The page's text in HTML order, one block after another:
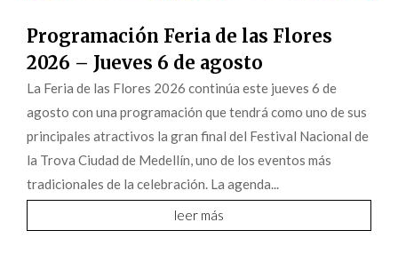
Programación Feria de las Flores
2026 – Jueves 6 de agosto
La Feria de las Flores 2026 continúa este jueves 6 de
agosto con una programación que tendrá como uno de sus
principales atractivos la gran final del Festival Nacional de
la Trova Ciudad de Medellín, uno de los eventos más
tradicionales de la celebración. La agenda...
leer más